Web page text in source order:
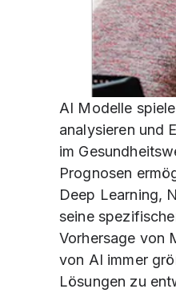
AI Modelle
analysieren und
im
Prognosen
Deep Learning,
seine
Vorhersage von
von AI immer
Lösungen zu